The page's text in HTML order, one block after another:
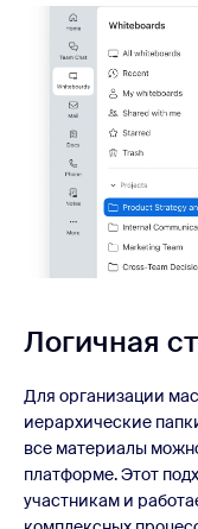
Логичная
Для организации
иерархические
все материалы
платформе. Этот
участникам и